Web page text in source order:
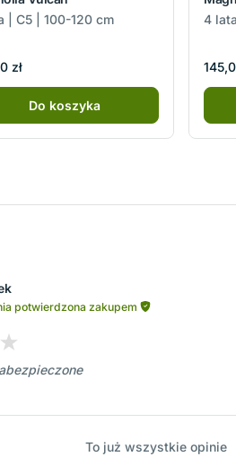
| C5 | 100-120 cm
zł
Do koszyka
4
potwierdzona zakupem
To już wszystkie opinie